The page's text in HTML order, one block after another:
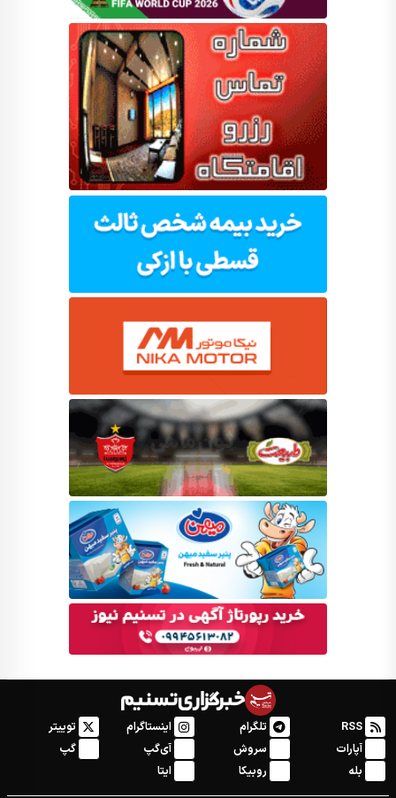
RSS تلگرام اینستاگرام
توییتر
آپارات
سروش آی‌گپ
گپ
بله
روبیکا ایتا